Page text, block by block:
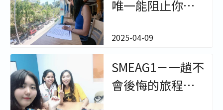
唯一能阻止你的
【菲律賓遊學學
生心得】－非凡
遊學
2025-04-09
SMEAG1－一趟不
會後悔的旅程